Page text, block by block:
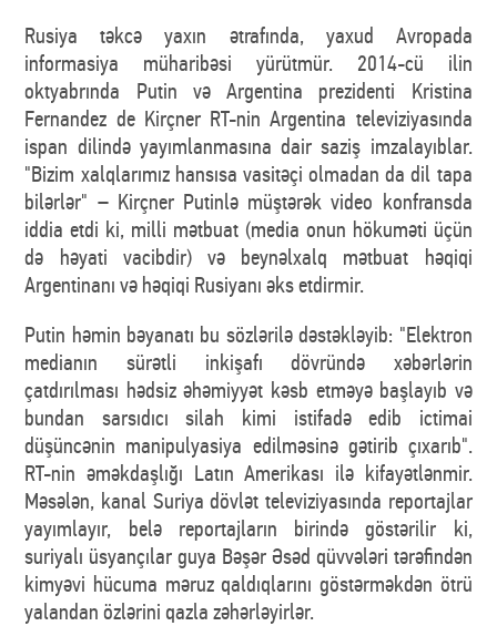
Rusiya təkcə yaxın ətrafında, yaxud Avropada
informasiya müharibəsi yürütmür. 2014-cü ilin
oktyabrında Putin və Argentina prezidenti Kristina
Fernandez de Kirçner RT-nin Argentina televiziyasında
ispan dilində yayımlanmasına dair saziş imzalayıblar.
"Bizim xalqlarımız hansısa vasitəçi olmadan da dil tapa
bilərlər" – Kirçner Putinlə müştərək video konfransda
iddia etdi ki, milli mətbuat (media onun hökuməti üçün
də həyati vacibdir) və beynəlxalq mətbuat həqiqi
Argentinanı və həqiqi Rusiyanı əks etdirmir.
Putin həmin bəyanatı bu sözlərilə dəstəkləyib: "Elektron
medianın sürətli inkişafı dövründə xəbərlərin
çatdırılması hədsiz əhəmiyyət kəsb etməyə başlayıb və
bundan sarsıdıcı silah kimi istifadə edib ictimai
düşüncənin manipulyasiya edilməsinə gətirib çıxarıb".
RT-nin əməkdaşlığı Latın Amerikası ilə kifayətlənmir.
Məsələn, kanal Suriya dövlət televiziyasında reportajlar
yayımlayır, belə reportajların birində göstərilir ki,
suriyalı üsyançılar guya Bəşər Əsəd qüvvələri tərəfindən
kimyəvi hücuma məruz qaldıqlarını göstərməkdən ötrü
yalandan özlərini qazla zəhərləyirlər.